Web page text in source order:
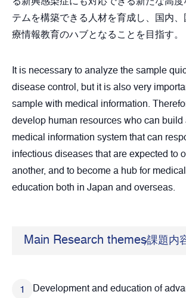
テムを構築できる人材を育成し、国内
療情報教育のハブとなることを目指す。
It is necessary to analyze the sample
disease control, but it is also very
sample with medical information.
develop human resources who can build
medical information system that can
infectious diseases that are expected to
another, and to become a hub for
education both in Japan and overseas.
Main Research themes課題内
Development and education of